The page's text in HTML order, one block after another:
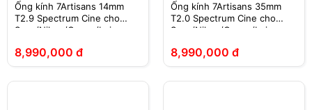
Ống kính 7Artisans 14mm
T2.9 Spectrum Cine cho
Sony/Nikon/Canon/Leica
8,990,000 đ
Ống kính 7Artisans 35mm
T2.0 Spectrum Cine cho
Sony/Nikon/Canon/Leica
8,990,000 đ